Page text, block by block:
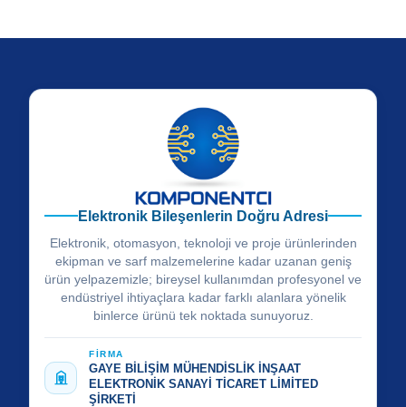
Elektronik Bileşenlerin Doğru Adresi
Elektronik, otomasyon, teknoloji ve proje ürünlerinden
ekipman ve sarf malzemelerine kadar uzanan geniş
ürün yelpazemizle; bireysel kullanımdan profesyonel ve
endüstriyel ihtiyaçlara kadar farklı alanlara yönelik
binlerce ürünü tek noktada sunuyoruz.
FİRMA
GAYE BİLİŞİM MÜHENDİSLİK İNŞAAT
ELEKTRONİK SANAYİ TİCARET LİMİTED
ŞİRKETİ